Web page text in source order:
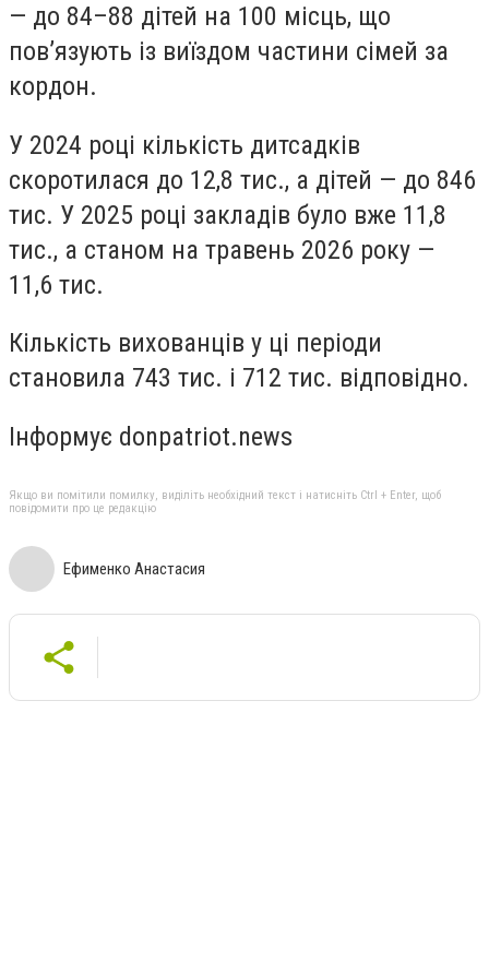
— до 84–88 дітей на 100 місць, що
пов’язують із виїздом частини сімей за
кордон.
У 2024 році кількість дитсадків
скоротилася до 12,8 тис., а дітей — до 846
тис. У 2025 році закладів було вже 11,8
тис., а станом на травень 2026 року —
11,6 тис.
Кількість вихованців у ці періоди
становила 743 тис. і 712 тис. відповідно.
Інформує donpatriot.news
Якщо ви помітили помилку, виділіть необхідний текст і натисніть Ctrl + Enter, щоб
повідомити про це редакцію
Ефименко Анастасия